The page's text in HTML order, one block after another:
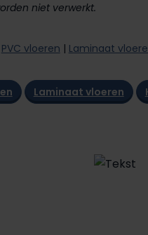
niet verwerkt.
PVC vloeren | Laminaat
Laminaat vloeren